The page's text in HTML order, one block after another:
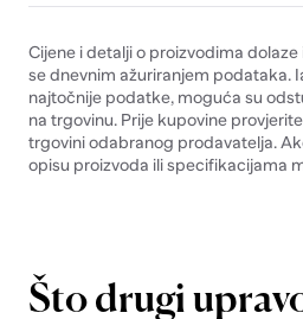
Cijene i detalji o proizvodima dolaze
se dnevnim ažuriranjem podataka.
najtočnije podatke, moguća su
na trgovinu. Prije kupovine
trgovini odabranog prodavatelja.
opisu proizvoda ili specifikacijama
Što drugi